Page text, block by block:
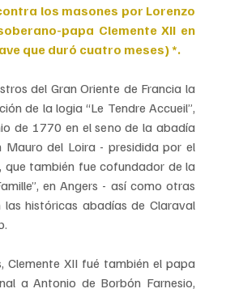
los masones por Lorenzo
papa Clemente XII en
que duró cuatro meses) *.
del Gran Oriente de Francia la
de la logia “Le Tendre Accueil”,
de 1770 en el seno de la abadía
Mauro del Loira - presidida por el
que también fue cofundador de la
en Angers - así como otras
históricas abadías de Claraval
Clemente XII fué también el papa
a Antonio de Borbón Farnesio,